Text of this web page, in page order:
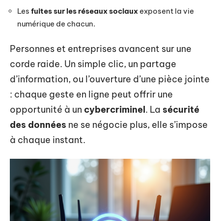
Les fuites sur les réseaux sociaux exposent la vie
numérique de chacun.
Personnes et entreprises avancent sur une
corde raide. Un simple clic, un partage
d’information, ou l’ouverture d’une pièce jointe
: chaque geste en ligne peut offrir une
opportunité à un cybercriminel. La sécurité
des données ne se négocie plus, elle s’impose
à chaque instant.